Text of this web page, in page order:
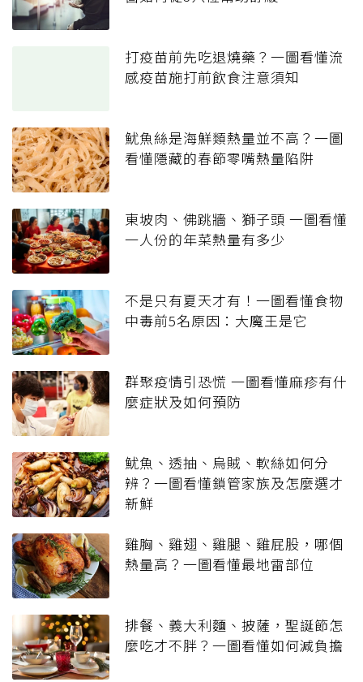
打疫苗前先吃退燒藥？一圖看懂流
感疫苗施打前飲食注意須知
魷魚絲是海鮮類熱量並不高？一圖
看懂隱藏的春節零嘴熱量陷阱
東坡肉、佛跳牆、獅子頭 一圖看懂
一人份的年菜熱量有多少
不是只有夏天才有！一圖看懂食物
中毒前5名原因：大魔王是它
群聚疫情引恐慌 一圖看懂麻疹有什
麼症狀及如何預防
魷魚、透抽、烏賊、軟絲如何分
辨？一圖看懂鎖管家族及怎麼選才
新鮮
雞胸、雞翅、雞腿、雞屁股，哪個
熱量高？一圖看懂最地雷部位
排餐、義大利麵、披薩，聖誕節怎
麼吃才不胖？一圖看懂如何減負擔